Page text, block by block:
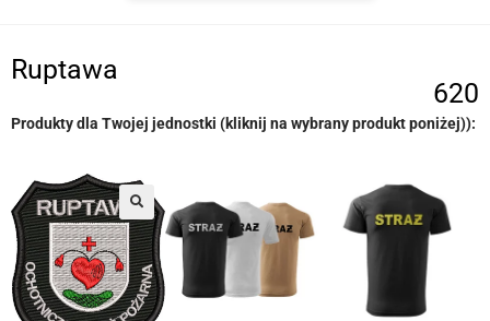
Ruptawa
620
Produkty dla Twojej jednostki (kliknij na wybrany produkt poniżej)):